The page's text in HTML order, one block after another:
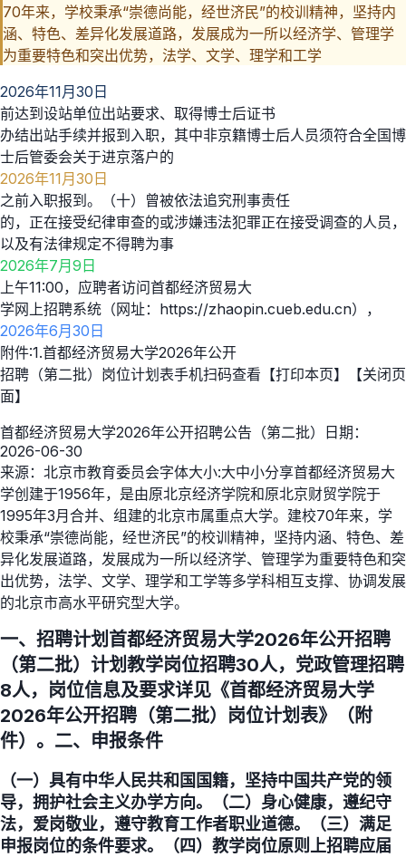
70年来，学校秉承“崇德尚能，经世济民”的校训精神，坚持内
涵、特色、差异化发展道路，发展成为一所以经济学、管理学
为重要特色和突出优势，法学、文学、理学和工学
2026年11月30日
前达到设站单位出站要求、取得博士后证书
办结出站手续并报到入职，其中非京籍博士后人员须符合全国博
士后管委会关于进京落户的
2026年11月30日
之前入职报到。（十）曾被依法追究刑事责任
的，正在接受纪律审查的或涉嫌违法犯罪正在接受调查的人员，
以及有法律规定不得聘为事
2026年7月9日
上午11:00，应聘者访问首都经济贸易大
学网上招聘系统（网址：https://zhaopin.cueb.edu.cn），
2026年6月30日
附件:1.首都经济贸易大学2026年公开
招聘（第二批）岗位计划表手机扫码查看【打印本页】【关闭页
面】
首都经济贸易大学2026年公开招聘公告（第二批）日期：
2026-06-30
来源：北京市教育委员会字体大小:大中小分享首都经济贸易大
学创建于1956年，是由原北京经济学院和原北京财贸学院于
1995年3月合并、组建的北京市属重点大学。建校70年来，学
校秉承“崇德尚能，经世济民”的校训精神，坚持内涵、特色、差
异化发展道路，发展成为一所以经济学、管理学为重要特色和突
出优势，法学、文学、理学和工学等多学科相互支撑、协调发展
的北京市高水平研究型大学。
一、招聘计划首都经济贸易大学2026年公开招聘
（第二批）计划教学岗位招聘30人，党政管理招聘
8人，岗位信息及要求详见《首都经济贸易大学
2026年公开招聘（第二批）岗位计划表》（附
件）。二、申报条件
（一）具有中华人民共和国国籍，坚持中国共产党的领
导，拥护社会主义办学方向。（二）身心健康，遵纪守
法，爱岗敬业，遵守教育工作者职业道德。（三）满足
申报岗位的条件要求。（四）教学岗位原则上招聘应届